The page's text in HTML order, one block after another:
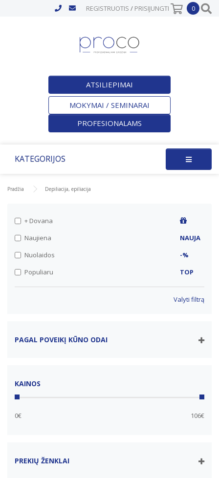
REGISTRUOTIS / PRISIJUNGTI 0
ATSILIEPIMAI
MOKYMAI / SEMINARAI
PROFESIONALAMS
KATEGORIJOS
Pradžia Depiliacija, epiliacija
+ Dovana
Naujiena
NAUJA
Nuolaidos
-%
Populiaru
TOP
Valyti filtrą
PAGAL POVEIKĮ KŪNO ODAI
KAINOS
0€ 106€
PREKIŲ ŽENKLAI